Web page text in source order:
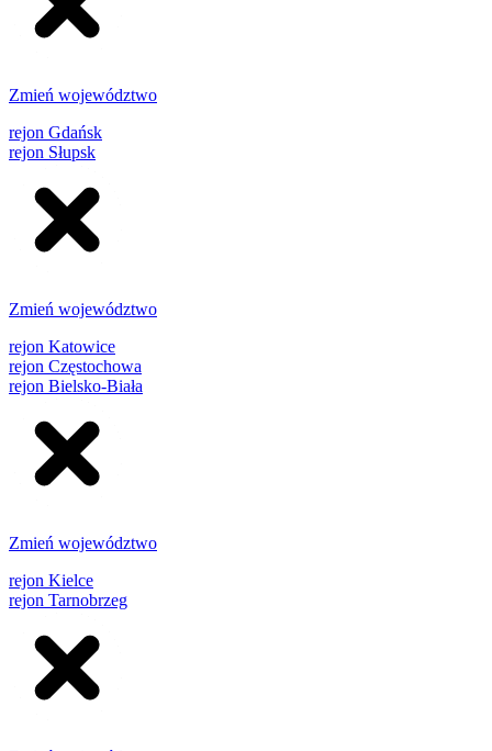
Zmień województwo
rejon Gdańsk
rejon Słupsk
Zmień województwo
rejon Katowice
rejon Częstochowa
rejon Bielsko-Biała
Zmień województwo
rejon Kielce
rejon Tarnobrzeg